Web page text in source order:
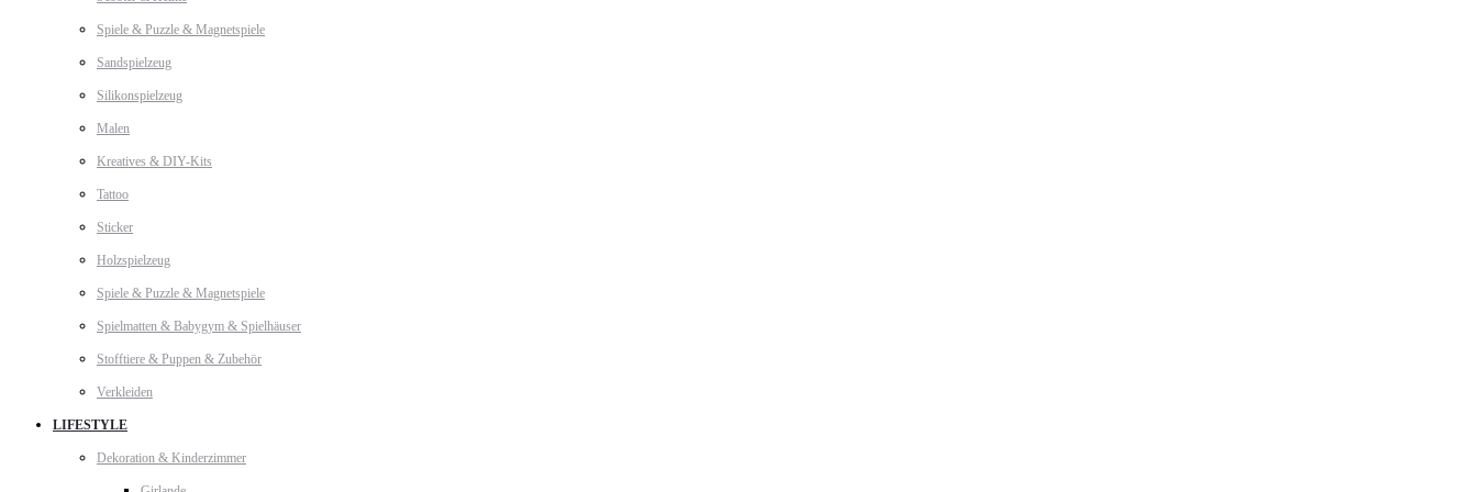
Spiele & Puzzle & Magnetspiele
Sandspielzeug
Silikonspielzeug
Malen
Kreatives & DIY-Kits
Tattoo
Sticker
Holzspielzeug
Spiele & Puzzle & Magnetspiele
Spielmatten & Babygym & Spielhäuser
Stofftiere & Puppen & Zubehör
Verkleiden
LIFESTYLE
Dekoration & Kinderzimmer